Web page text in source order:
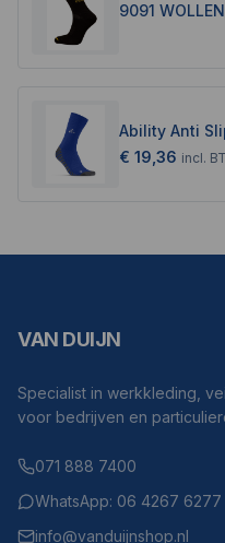
9091
Ability Anti
€ 19,36 incl.
VAN DUIJN
Specialist in werkkleding,
voor bedrijven en
071 888 7400
WhatsApp: 06 4267 6277
info@vanduijnshop.nl